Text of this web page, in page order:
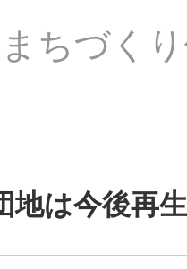
まちづく
地は今後再